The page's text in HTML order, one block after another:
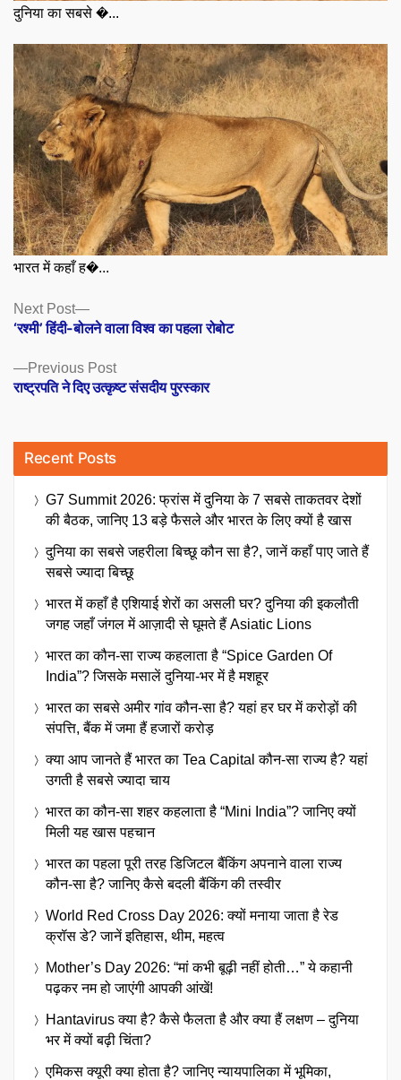
दुनिया का सबसे �...
भारत में कहाँ ह�...
Posts
navigation
Previous PostPrevious
post:
राष्ट्रपति ने दिए उत्कृष्ट संसदीय पुरस्कार
Next Post
Next
post:
‘रश्मी’ हिंदी-बोलने वाला विश्व का पहला रोबोट
Recent Posts
G7 Summit 2026: फ्रांस में दुनिया के 7 सबसे ताकतवर देशों
की बैठक, जानिए 13 बड़े फैसले और भारत के लिए क्यों है खास
दुनिया का सबसे जहरीला बिच्छू कौन सा है?, जानें कहाँ पाए जाते हैं
सबसे ज्यादा बिच्छू
भारत में कहाँ है एशियाई शेरों का असली घर? दुनिया की इकलौती
जगह जहाँ जंगल में आज़ादी से घूमते हैं Asiatic Lions
भारत का कौन-सा राज्य कहलाता है “Spice Garden Of
India”? जिसके मसालें दुनिया-भर में है मशहूर
भारत का सबसे अमीर गांव कौन-सा है? यहां हर घर में करोड़ों की
संपत्ति, बैंक में जमा हैं हजारों करोड़
क्या आप जानते हैं भारत का Tea Capital कौन-सा राज्य है? यहां
उगती है सबसे ज्यादा चाय
भारत का कौन-सा शहर कहलाता है “Mini India”? जानिए क्यों
मिली यह खास पहचान
भारत का पहला पूरी तरह डिजिटल बैंकिंग अपनाने वाला राज्य
कौन-सा है? जानिए कैसे बदली बैंकिंग की तस्वीर
World Red Cross Day 2026: क्यों मनाया जाता है रेड
क्रॉस डे? जानें इतिहास, थीम, महत्व
Mother’s Day 2026: “मां कभी बूढ़ी नहीं होती…” ये कहानी
पढ़कर नम हो जाएंगी आपकी आंखें!
Hantavirus क्या है? कैसे फैलता है और क्या हैं लक्षण – दुनिया
भर में क्यों बढ़ी चिंता?
एमिकस क्यूरी क्या होता है? जानिए न्यायपालिका में भूमिका,